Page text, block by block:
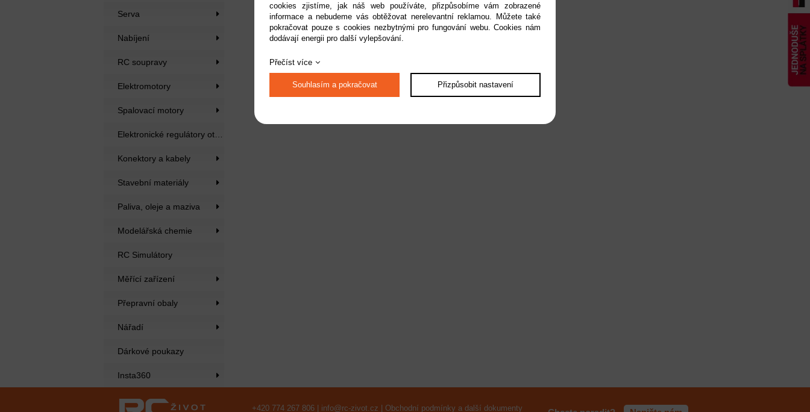
Serva
Nabíjení
RC soupravy
Elektromotory
Spalovací motory
Konektory a kabely
Stavební materiály
Paliva, oleje a maziva
Modelářská chemie
RC Simulátory
Měřící zařízení
Přepravní obaly
Nářadí
Dárkové poukazy
Insta360
+420 774 267 806 | info@rc-zivot.cz Obchodní podmínky a další dokumenty
cookies zjistíme, jak náš web používáte, přizpůsobíme vám zobrazené
informace a nebudeme vás obtěžovat nerelevantní reklamou. Můžete také
pokračovat pouze s cookies nezbytnými pro fungování webu. Cookies nám
dodávají energii pro další vylepšování.
Přečíst více
Souhlasím a pokračovat Přizpůsobit nastavení